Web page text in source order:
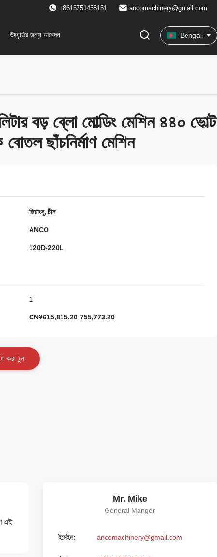
+8615751458151 ancomachinery@gmail.com
উদ্ধৃতির জন্য আবেদন Bengali
বড় ব্লো মোল্ডিং মেশিন ৪৪০ ভোল্ট
বোতল ছাঁচনির্মাণ মেশিন
জিয়াংসু, চীন
ANCO
120D-220L
1
CN¥615,815.20-755,773.20
করুন
এই
Mr. Mike
General Manger
ইমেইল: ancomachinery@gmail.com